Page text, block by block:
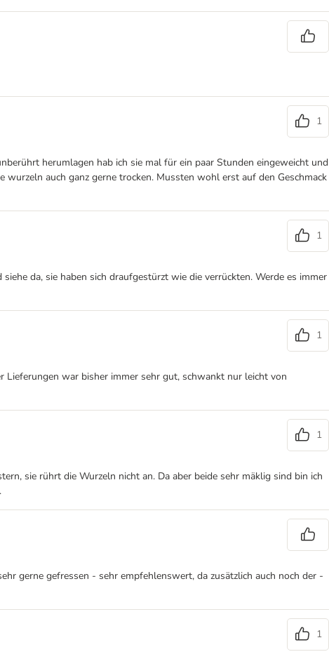
1
herumlagen hab ich sie mal für ein paar Stunden eingeweicht und
auch ganz gerne trocken. Mussten wohl erst auf den Geschmack
1
da, sie haben sich draufgestürzt wie die verrückten. Werde es immer
1
Lieferungen war bisher immer sehr gut, schwankt nur leicht von
1
sie rührt die Wurzeln nicht an. Da aber beide sehr mäklig sind bin ich
gerne gefressen - sehr empfehlenswert, da zusätzlich auch noch der -
1